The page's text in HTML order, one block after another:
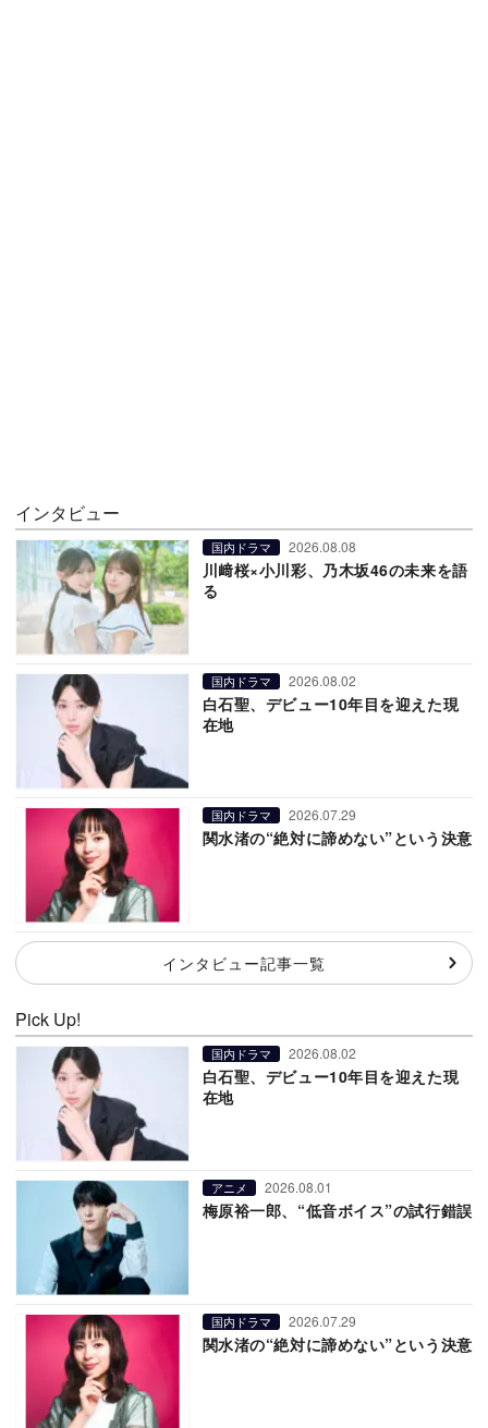
インタビュー
国内ドラマ 2026.08.08
川﨑桜×小川彩、乃木坂46の未来を語
る
国内ドラマ 2026.08.02
白石聖、デビュー10年目を迎えた現
在地
国内ドラマ 2026.07.29
関水渚の“絶対に諦めない”という決意
インタビュー記事一覧
Pick Up!
国内ドラマ 2026.08.02
白石聖、デビュー10年目を迎えた現
在地
アニメ 2026.08.01
梅原裕一郎、“低音ボイス”の試行錯誤
国内ドラマ 2026.07.29
関水渚の“絶対に諦めない”という決意